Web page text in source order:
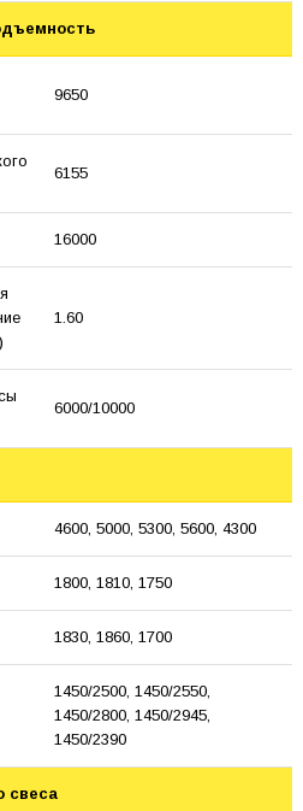
9650
6155
16000
1.60
6000/10000
4600, 5000, 5300, 5600, 4300
1800, 1810, 1750
1830, 1860, 1700
1450/2500, 1450/2550,
1450/2800, 1450/2945,
1450/2390
свеса